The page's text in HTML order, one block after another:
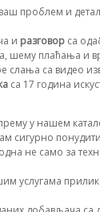
ваш проблем и
и разговор са
шему плаћања и
слања са видео
са 17 година
у нашем
сигурно
не само за
услугама